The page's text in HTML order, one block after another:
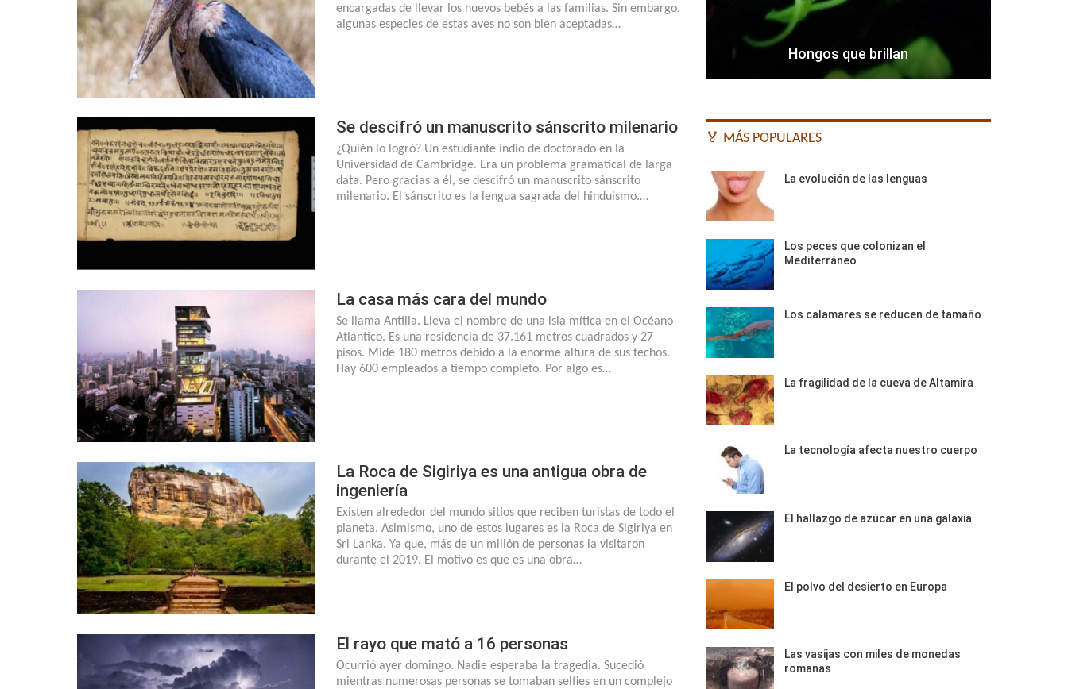
encargadas de llevar los nuevos bebés a las familias. Sin embargo,
algunas especies de estas aves no son bien aceptadas…
Se descifró un manuscrito sánscrito milenario
¿Quién lo logró? Un estudiante indio de doctorado en la
Universidad de Cambridge. Era un problema gramatical de larga
data. Pero gracias a él, se descifró un manuscrito sánscrito
milenario. El sánscrito es la lengua sagrada del hinduismo.…
La casa más cara del mundo
Se llama Antilia. Lleva el nombre de una isla mítica en el Océano
Atlántico. Es una residencia de 37.161 metros cuadrados y 27
pisos. Mide 180 metros debido a la enorme altura de sus techos.
Hay 600 empleados a tiempo completo. Por algo es…
La Roca de Sigiriya es una antigua obra de
ingeniería
Existen alrededor del mundo sitios que reciben turistas de todo el
planeta. Asimismo, uno de estos lugares es la Roca de Sigiriya en
Sri Lanka. Ya que, más de un millón de personas la visitaron
durante el 2019. El motivo es que es una obra…
El rayo que mató a 16 personas
Ocurrió ayer domingo. Nadie esperaba la tragedia. Sucedió
mientras numerosas personas se tomaban selfies en un complejo
Hongos que brillan
🏅 MÁS POPULARES
La evolución de las lenguas
Los peces que colonizan el
Mediterráneo
Los calamares se reducen de tamaño
La fragilidad de la cueva de Altamira
La tecnología afecta nuestro cuerpo
El hallazgo de azúcar en una galaxia
El polvo del desierto en Europa
Las vasijas con miles de monedas
romanas